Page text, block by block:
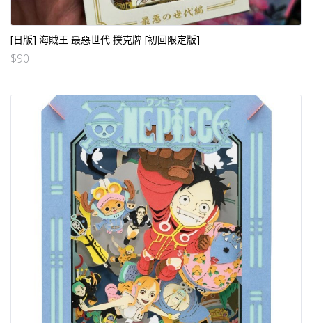
[日版] 海賊王 最惡世代 撲克牌 [初回限定版]
$90